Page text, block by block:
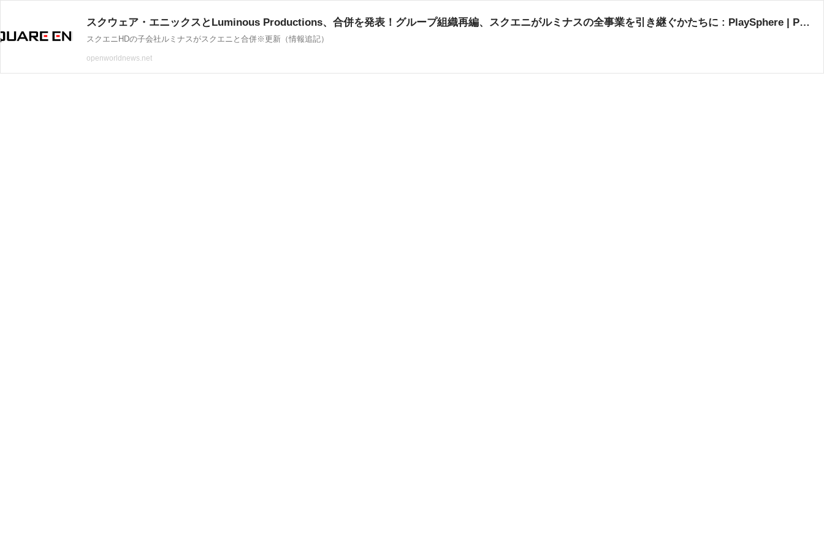
スクウェア・エニックスとLuminous Productions、合併を発表！グループ組織再編、スクエニがルミナスの全事業を引き継ぐかたちに : PlaySphere | PS5速報
スクエニHDの子会社ルミナスがスクエニと合併※更新（情報追記）
openworldnews.net